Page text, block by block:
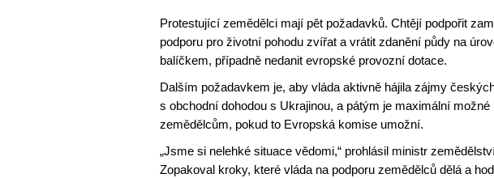
Protestující zemědělci mají pět požadavků. Chtějí podpořit
podporu pro životní pohodu zvířat a vrátit zdanění půdy na
balíčkem, případně nedanit evropské provozní dotace.
Dalším požadavkem je, aby vláda aktivně hájila zájmy
s obchodní dohodou s Ukrajinou, a pátým je maximální
zemědělcům, pokud to Evropská komise umožní.
„Jsme si nelehké situace vědomi,“ prohlásil ministr
Zopakoval kroky, které vláda na podporu zemědělců dělá a